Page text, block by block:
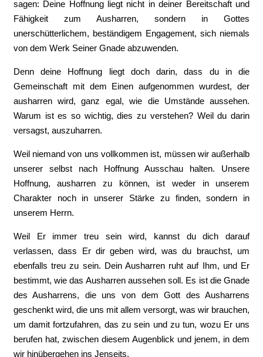
sagen: Deine Hoffnung liegt nicht in deiner Bereitschaft und
Fähigkeit zum Ausharren, sondern in Gottes
unerschütterlichem, beständigem Engagement, sich niemals
von dem Werk Seiner Gnade abzuwenden.
Denn deine Hoffnung liegt doch darin, dass du in die
Gemeinschaft mit dem Einen aufgenommen wurdest, der
ausharren wird, ganz egal, wie die Umstände aussehen.
Warum ist es so wichtig, dies zu verstehen? Weil du darin
versagst, auszuharren.
Weil niemand von uns vollkommen ist, müssen wir außerhalb
unserer selbst nach Hoffnung Ausschau halten. Unsere
Hoffnung, ausharren zu können, ist weder in unserem
Charakter noch in unserer Stärke zu finden, sondern in
unserem Herrn.
Weil Er immer treu sein wird, kannst du dich darauf
verlassen, dass Er dir geben wird, was du brauchst, um
ebenfalls treu zu sein. Dein Ausharren ruht auf Ihm, und Er
bestimmt, wie das Ausharren aussehen soll. Es ist die Gnade
des Ausharrens, die uns von dem Gott des Ausharrens
geschenkt wird, die uns mit allem versorgt, was wir brauchen,
um damit fortzufahren, das zu sein und zu tun, wozu Er uns
berufen hat, zwischen diesem Augenblick und jenem, in dem
wir hinübergehen ins Jenseits.